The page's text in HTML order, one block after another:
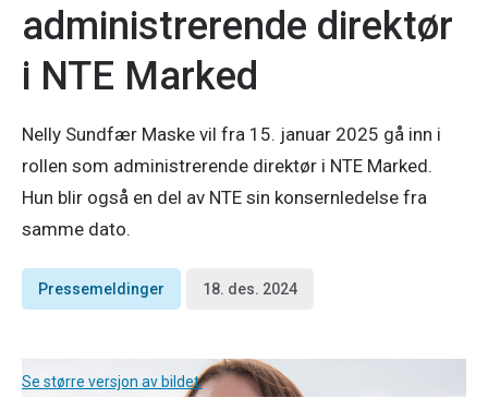
administrerende direktør
i NTE Marked
Nelly Sundfær Maske vil fra 15. januar 2025 gå inn i
rollen som administrerende direktør i NTE Marked.
Hun blir også en del av NTE sin konsernledelse fra
samme dato.
Pressemeldinger 18. des. 2024
Se større versjon av bildet.